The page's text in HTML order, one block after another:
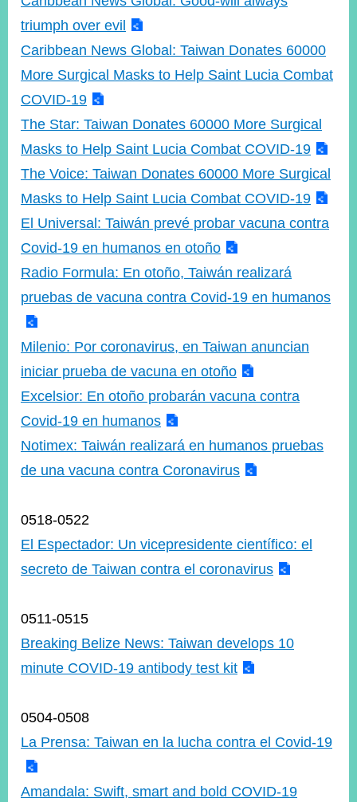
triumph over evil
Caribbean News Global: Taiwan Donates 60000
More Surgical Masks to Help Saint Lucia Combat
COVID-19
The Star: Taiwan Donates 60000 More Surgical
Masks to Help Saint Lucia Combat COVID-19
The Voice: Taiwan Donates 60000 More Surgical
Masks to Help Saint Lucia Combat COVID-19
El Universal: Taiwán prevé probar vacuna contra
Covid-19 en humanos en otoño
Radio Formula: En otoño, Taiwán realizará
pruebas de vacuna contra Covid-19 en humanos
Milenio: Por coronavirus, en Taiwan anuncian
iniciar prueba de vacuna en otoño
Excelsior: En otoño probarán vacuna contra
Covid-19 en humanos
Notimex: Taiwán realizará en humanos pruebas
de una vacuna contra Coronavirus
0518-0522
El Espectador: Un vicepresidente científico: el
secreto de Taiwan contra el coronavirus
0511-0515
Breaking Belize News: Taiwan develops 10
minute COVID-19 antibody test kit
0504-0508
La Prensa: Taiwan en la lucha contra el Covid-19
Amandala: Swift, smart and bold COVID-19